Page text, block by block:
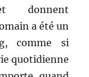
donnent
a été un
comme si
quotidienne